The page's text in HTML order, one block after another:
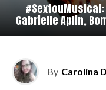
Gabrielle Aplin,
By Carolina